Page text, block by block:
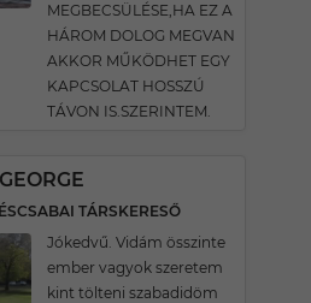
MEGBECSÜLÉSE,HA EZ A
HÁROM DOLOG MEGVAN
AKKOR MŰKÖDHET EGY
KAPCSOLAT HOSSZÚ
TÁVON IS.SZERINTEM.
GEORGE
TÁRSKERESŐ
Jókedvű. Vidám összinte
ember vagyok szeretem
kint tölteni szabadidöm